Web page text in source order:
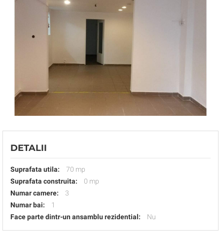
DETALII
Suprafata utila:
70 mp
Suprafata construita:
0 mp
Numar camere:
3
Numar bai:
1
Face parte dintr-un ansamblu rezidential:
Nu